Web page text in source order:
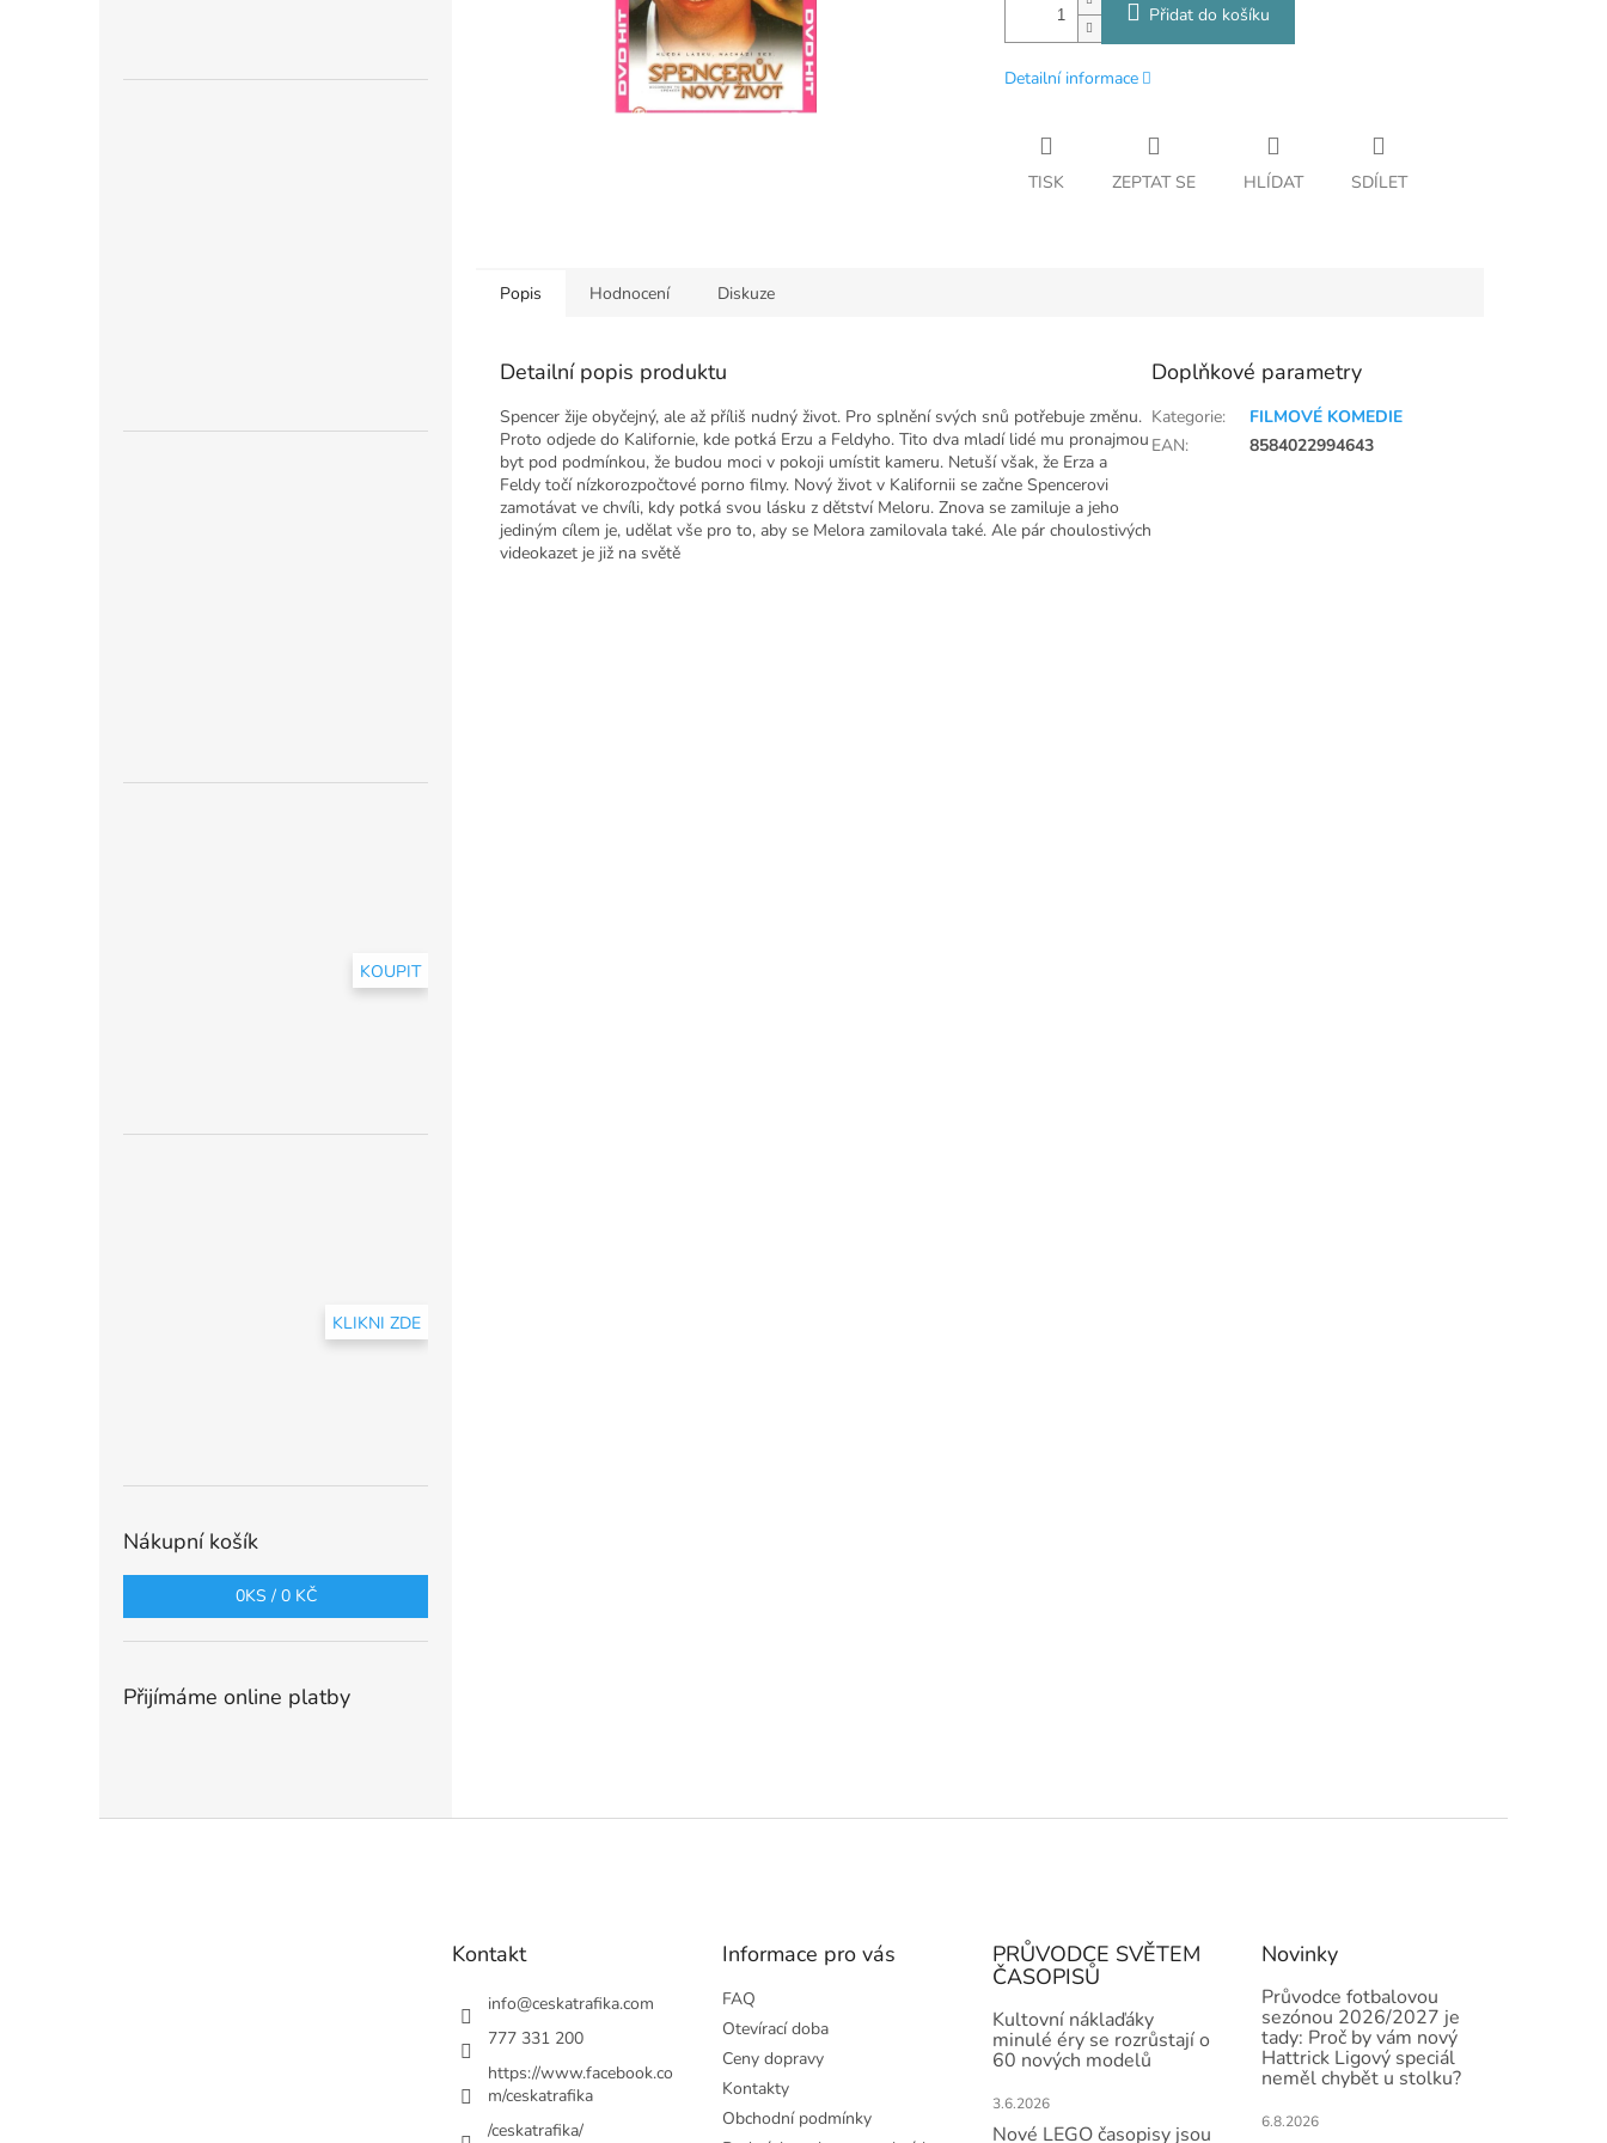
KOUPIT
KLIKNI ZDE
Nákupní košík
0KS / 0 KČ
Přijímáme online platby
Přidat do košíku
Detailní informace
TISK ZEPTAT SE HLÍDAT SDÍLET
Popis Hodnocení Diskuze
Detailní popis produktu
Spencer žije obyčejný, ale až příliš nudný život. Pro splnění svých snů potřebuje změnu.
Proto odjede do Kalifornie, kde potká Erzu a Feldyho. Tito dva mladí lidé mu pronajmou
byt pod podmínkou, že budou moci v pokoji umístit kameru. Netuší však, že Erza a
Feldy točí nízkorozpočtové porno filmy. Nový život v Kalifornii se začne Spencerovi
zamotávat ve chvíli, kdy potká svou lásku z dětství Meloru. Znova se zamiluje a jeho
jediným cílem je, udělat vše pro to, aby se Melora zamilovala také. Ale pár choulostivých
videokazet je již na světě
Doplňkové parametry
Kategorie:
FILMOVÉ KOMEDIE
EAN: 8584022994643
Kontakt
info@ceskatrafika.com
777 331 200
https://www.facebook.co
m/ceskatrafika
/ceskatrafika/
Informace pro vás
FAQ
Otevírací doba
Ceny dopravy
Kontakty
Obchodní podmínky
PRŮVODCE SVĚTEM
ČASOPISŮ
Kultovní náklaďáky
minulé éry se rozrůstají o
60 nových modelů
3.6.2026
Nové LEGO časopisy jsou
Novinky
Průvodce fotbalovou
sezónou 2026/2027 je
tady: Proč by vám nový
Hattrick Ligový speciál
neměl chybět u stolku?
6.8.2026